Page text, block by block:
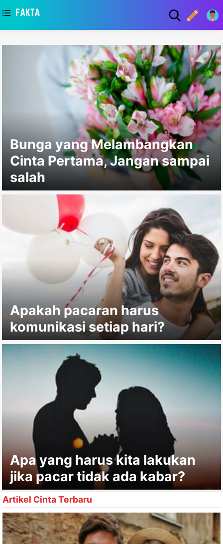
Bunga yang Melambangkan
Cinta Pertama, Jangan sampai
salah
Apakah pacaran harus
komunikasi setiap hari?
Apa yang harus kita lakukan
jika pacar tidak ada kabar?
Artikel Cinta Terbaru